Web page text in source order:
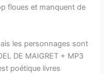
floues et manquent de
les personnages sont
DE MAIGRET + MP3
poétique livres